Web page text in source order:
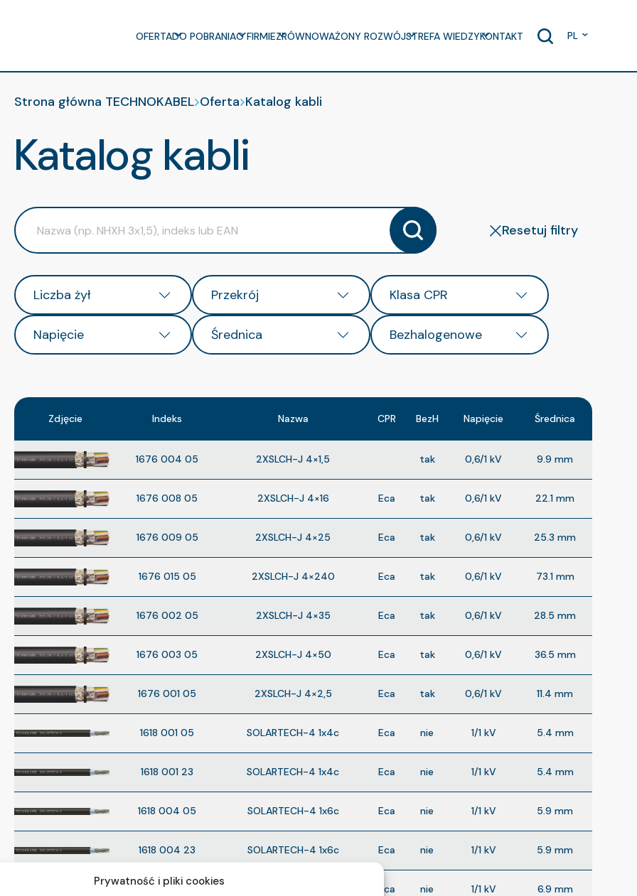
Prywatność i pliki cookies
OFERTADO POBRANIAO FIRMIEZRÓWNOWAŻONY ROZWÓJSTREFA WIEDZYKONTAKT PL
Strona główna TECHNOKABEL Oferta Katalog kabli
Katalog kabli
Resetuj filtry
Liczba żył Przekrój Klasa CPR
Napięcie Średnica Bezhalogenowe
Zdjęcie Indeks Nazwa CPR BezH Napięcie Średnica
1676 004 05 2XSLCH-J 4×1,5 tak 0,6/1 kV 9.9 mm
1676 008 05 2XSLCH-J 4×16 Eca tak 0,6/1 kV 22.1 mm
1676 009 05 2XSLCH-J 4×25 Eca tak 0,6/1 kV 25.3 mm
1676 015 05 2XSLCH-J 4×240 Eca tak 0,6/1 kV 73.1 mm
1676 002 05 2XSLCH-J 4×35 Eca tak 0,6/1 kV 28.5 mm
1676 003 05 2XSLCH-J 4×50 Eca tak 0,6/1 kV 36.5 mm
1676 001 05 2XSLCH-J 4×2,5 Eca tak 0,6/1 kV 11.4 mm
1618 001 05 SOLARTECH-4 1x4c Eca nie 1/1 kV 5.4 mm
1618 001 23 SOLARTECH-4 1x4c Eca nie 1/1 kV 5.4 mm
1618 004 05 SOLARTECH-4 1x6c Eca nie 1/1 kV 5.9 mm
1618 004 23 SOLARTECH-4 1x6c Eca nie 1/1 kV 5.9 mm
1618 005 05 Eca nie 1/1 kV 6.9 mm